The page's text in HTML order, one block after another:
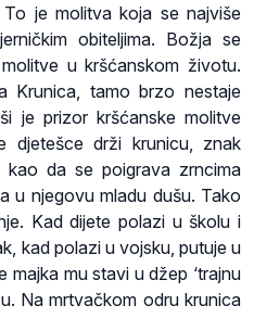
To je molitva koja se najviše
obiteljima. Božja se
u kršćanskom životu.
Krunica, tamo brzo nestaje
je prizor kršćanske molitve
djetešce drži krunicu, znak
kao da se poigrava zrncima
u njegovu mladu dušu. Tako
Kad dijete polazi u školu i
kad polazi u vojsku, putuje u
majka mu stavi u džep ‘trajnu
Na mrtvačkom odru krunica